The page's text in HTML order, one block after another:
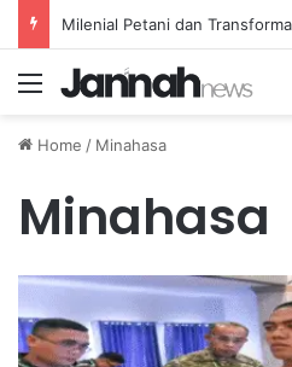
Menu
Home / Minahasa
Minahasa